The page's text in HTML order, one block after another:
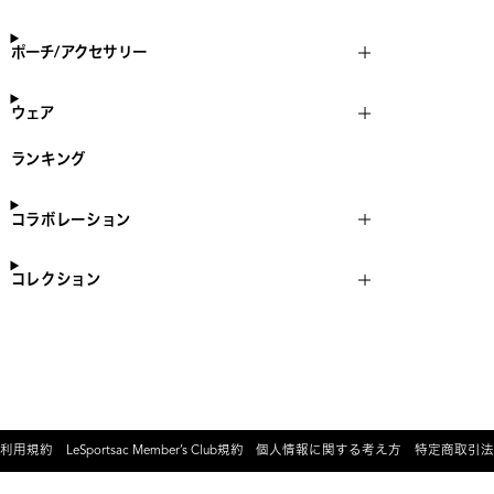
ポーチ/アクセサリー
ウェア
ランキング
コラボレーション
コレクション
利用規約 LeSportsac Member’s Club規約 個人情報に関する考え方 特定商取引